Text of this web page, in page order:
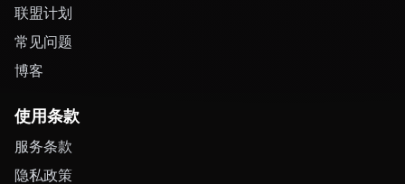
联盟计划
常见问题
博客
使用条款
服务条款
隐私政策